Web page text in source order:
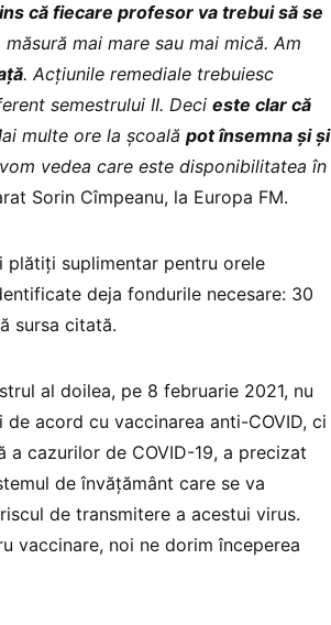
că fiecare profesor va trebui să se
mai mare sau mai mică. Am
. Acțiunile remediale trebuiesc
semestrului II. Deci este clar că
multe ore la școală pot însemna și și
vedea care este disponibilitatea în
Sorin Cîmpeanu, la Europa FM.
suplimentar pentru orele
deja fondurile necesare: 30
sursa citată.
al doilea, pe 8 februarie 2021, nu
acord cu vaccinarea anti-COVID, ci
cazurilor de COVID-19, a precizat
de învățământ care se va
de transmitere a acestui virus.
vaccinare, noi ne dorim începerea